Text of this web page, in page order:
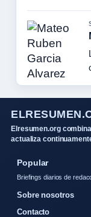
Elresumen.org
actualiza
Popular
Briefings diarios de
Sobre nosotros
Contacto